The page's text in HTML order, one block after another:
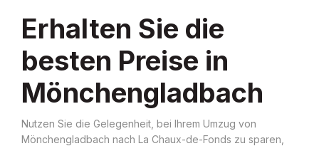
Erhalten Sie die
besten Preise in
Mönchengladbach
Nutzen Sie die Gelegenheit, bei Ihrem Umzug von
Mönchengladbach nach La Chaux-de-Fonds zu sparen,